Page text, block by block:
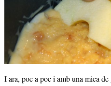
I ara, poc a poc i amb una mica